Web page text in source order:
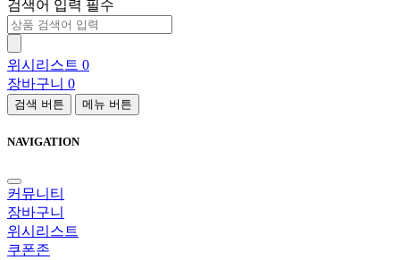
검색어 입력 필수
위시리스트 0
장바구니 0
검색 버튼 메뉴 버튼
NAVIGATION
커뮤니티
장바구니
위시리스트
쿠폰존